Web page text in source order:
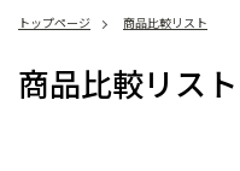
トップページ 商品比較リスト
商品比較リスト